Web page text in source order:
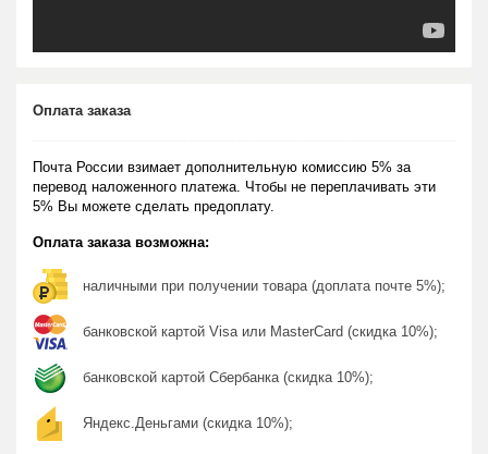
Оплата заказа
Почта России взимает дополнительную комиссию 5% за
перевод наложенного платежа. Чтобы не переплачивать эти
5% Вы можете сделать предоплату.
Оплата заказа возможна:
наличными при получении товара (доплата почте 5%);
банковской картой Visa или MasterCard (скидка 10%);
банковской картой Сбербанка (скидка 10%);
Яндекс.Деньгами (скидка 10%);